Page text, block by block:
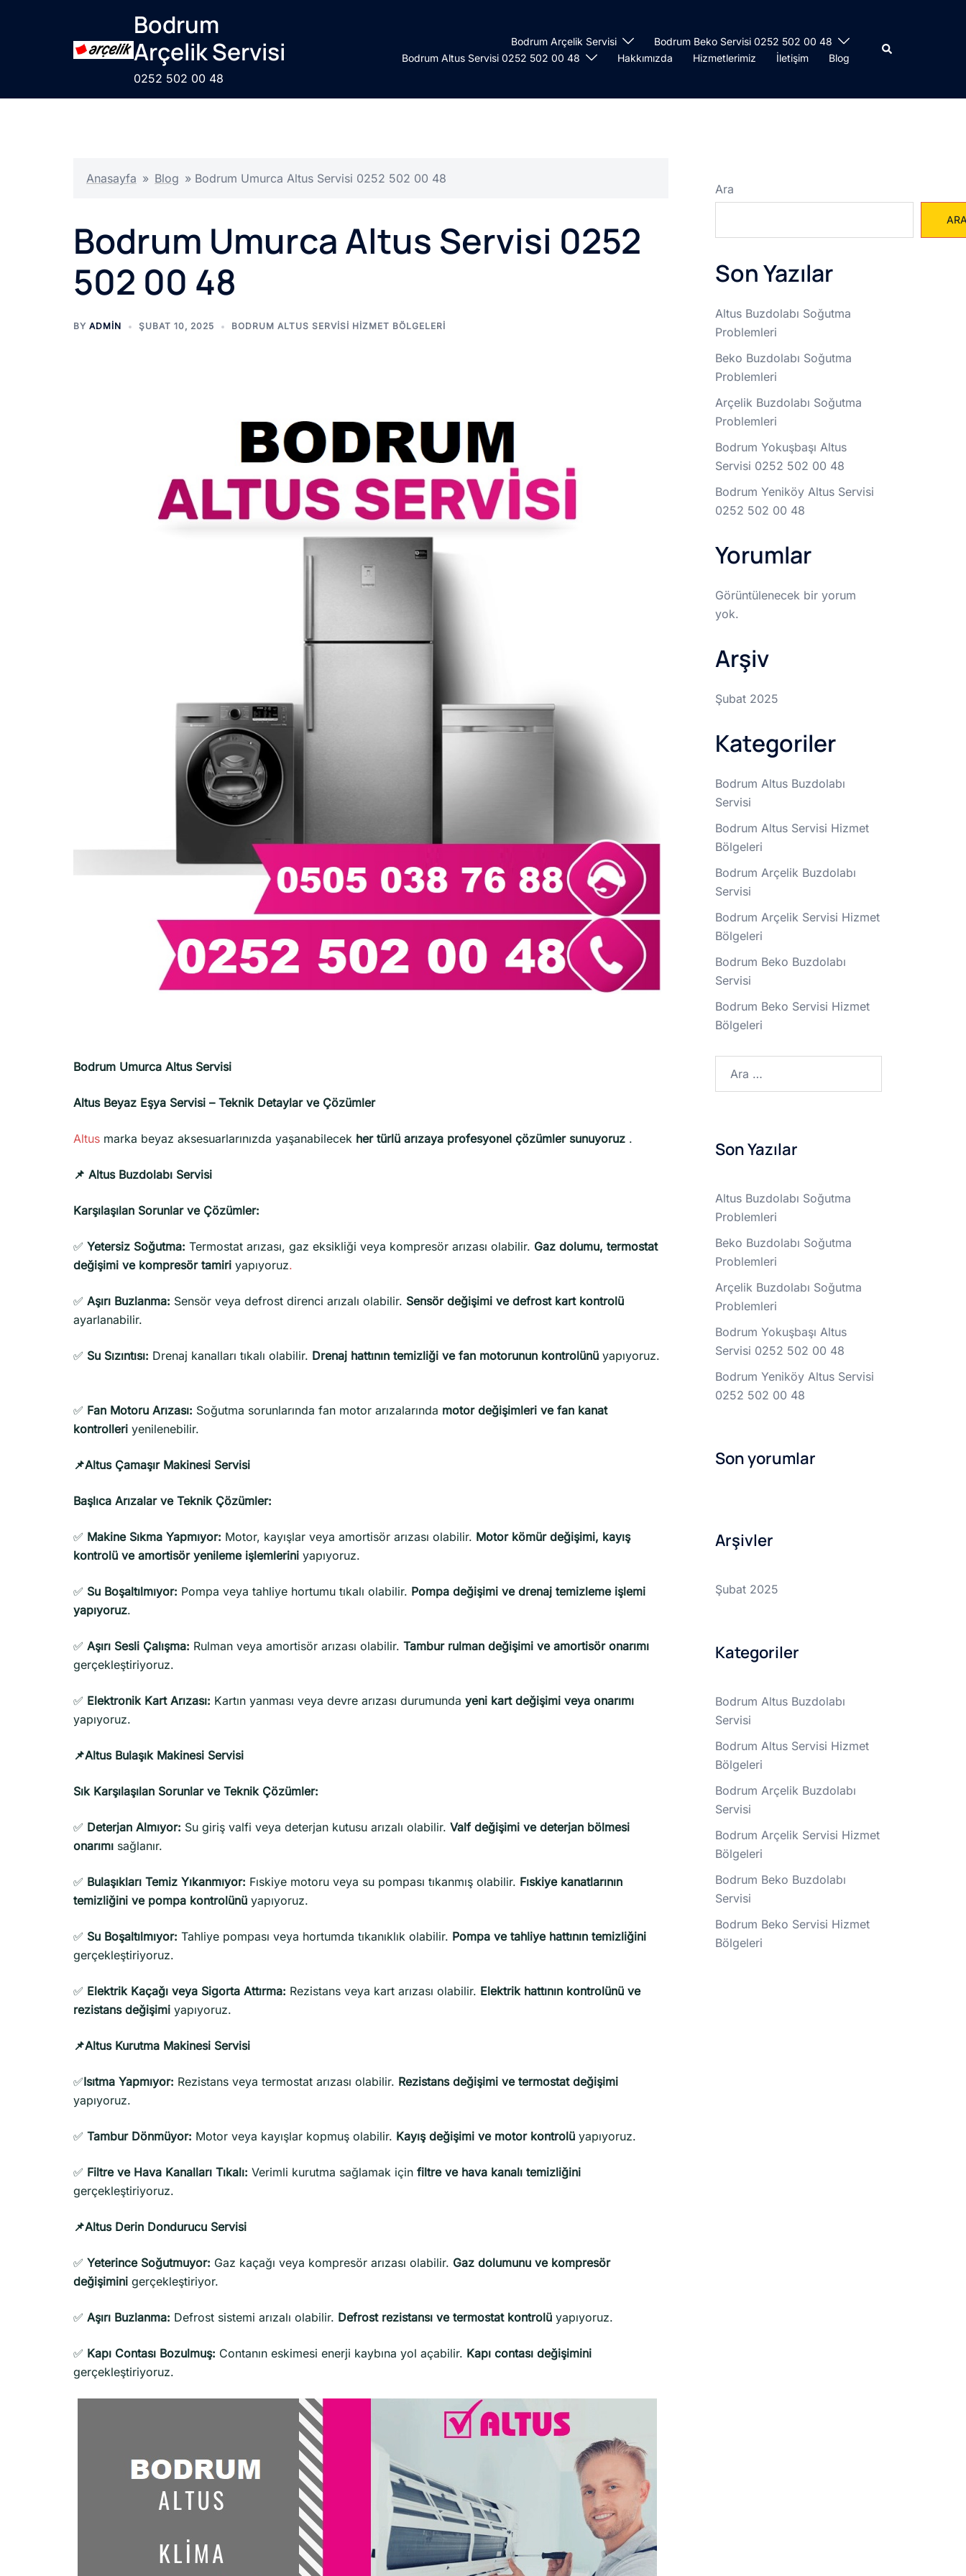
Bodrum
Arçelik Servisi
0252 502 00 48
Bodrum Arçelik Servisi
Bodrum Beko Servisi 0252 502 00 48
Bodrum Altus Servisi 0252 502 00 48
Hakkımızda Hizmetlerimiz İletişim Blog
Search
Anasayfa » Blog » Bodrum Umurca Altus Servisi 0252 502 00 48
Bodrum Umurca Altus Servisi 0252
502 00 48
BY ADMIN ŞUBAT 10, 2025 BODRUM ALTUS SERVISI HIZMET BÖLGELERI
Bodrum Umurca Altus Servisi
Altus Beyaz Eşya Servisi – Teknik Detaylar ve Çözümler
Altus marka beyaz aksesuarlarınızda yaşanabilecek her türlü arızaya profesyonel çözümler sunuyoruz .
📌 Altus Buzdolabı Servisi
Karşılaşılan Sorunlar ve Çözümler:
✅ Yetersiz Soğutma: Termostat arızası, gaz eksikliği veya kompresör arızası olabilir. Gaz dolumu, termostat
değişimi ve kompresör tamiri yapıyoruz.
✅ Aşırı Buzlanma: Sensör veya defrost direnci arızalı olabilir. Sensör değişimi ve defrost kart kontrolü
ayarlanabilir.
✅ Su Sızıntısı: Drenaj kanalları tıkalı olabilir. Drenaj hattının temizliği ve fan motorunun kontrolünü yapıyoruz.
✅ Fan Motoru Arızası: Soğutma sorunlarında fan motor arızalarında motor değişimleri ve fan kanat
kontrolleri yenilenebilir.
📌Altus Çamaşır Makinesi Servisi
Başlıca Arızalar ve Teknik Çözümler:
✅ Makine Sıkma Yapmıyor: Motor, kayışlar veya amortisör arızası olabilir. Motor kömür değişimi, kayış
kontrolü ve amortisör yenileme işlemlerini yapıyoruz.
✅ Su Boşaltılmıyor: Pompa veya tahliye hortumu tıkalı olabilir. Pompa değişimi ve drenaj temizleme işlemi
yapıyoruz.
✅ Aşırı Sesli Çalışma: Rulman veya amortisör arızası olabilir. Tambur rulman değişimi ve amortisör onarımı
gerçekleştiriyoruz.
✅ Elektronik Kart Arızası: Kartın yanması veya devre arızası durumunda yeni kart değişimi veya onarımı
yapıyoruz.
📌Altus Bulaşık Makinesi Servisi
Sık Karşılaşılan Sorunlar ve Teknik Çözümler:
✅ Deterjan Almıyor: Su giriş valfi veya deterjan kutusu arızalı olabilir. Valf değişimi ve deterjan bölmesi
onarımı sağlanır.
✅ Bulaşıkları Temiz Yıkanmıyor: Fıskiye motoru veya su pompası tıkanmış olabilir. Fıskiye kanatlarının
temizliğini ve pompa kontrolünü yapıyoruz.
✅ Su Boşaltılmıyor: Tahliye pompası veya hortumda tıkanıklık olabilir. Pompa ve tahliye hattının temizliğini
gerçekleştiriyoruz.
✅ Elektrik Kaçağı veya Sigorta Attırma: Rezistans veya kart arızası olabilir. Elektrik hattının kontrolünü ve
rezistans değişimi yapıyoruz.
📌Altus Kurutma Makinesi Servisi
✅Isıtma Yapmıyor: Rezistans veya termostat arızası olabilir. Rezistans değişimi ve termostat değişimi
yapıyoruz.
✅ Tambur Dönmüyor: Motor veya kayışlar kopmuş olabilir. Kayış değişimi ve motor kontrolü yapıyoruz.
✅ Filtre ve Hava Kanalları Tıkalı: Verimli kurutma sağlamak için filtre ve hava kanalı temizliğini
gerçekleştiriyoruz.
📌Altus Derin Dondurucu Servisi
✅ Yeterince Soğutmuyor: Gaz kaçağı veya kompresör arızası olabilir. Gaz dolumunu ve kompresör
değişimini gerçekleştiriyor.
✅ Aşırı Buzlanma: Defrost sistemi arızalı olabilir. Defrost rezistansı ve termostat kontrolü yapıyoruz.
✅ Kapı Contası Bozulmuş: Contanın eskimesi enerji kaybına yol açabilir. Kapı contası değişimini
gerçekleştiriyoruz.
Ara
Son Yazılar
Altus Buzdolabı Soğutma
Problemleri
Beko Buzdolabı Soğutma
Problemleri
Arçelik Buzdolabı Soğutma
Problemleri
Bodrum Yokuşbaşı Altus
Servisi 0252 502 00 48
Bodrum Yeniköy Altus Servisi
0252 502 00 48
Yorumlar
Görüntülenecek bir yorum
yok.
Arşiv
Şubat 2025
Kategoriler
Bodrum Altus Buzdolabı
Servisi
Bodrum Altus Servisi Hizmet
Bölgeleri
Bodrum Arçelik Buzdolabı
Servisi
Bodrum Arçelik Servisi Hizmet
Bölgeleri
Bodrum Beko Buzdolabı
Servisi
Bodrum Beko Servisi Hizmet
Bölgeleri
Son Yazılar
Altus Buzdolabı Soğutma
Problemleri
Beko Buzdolabı Soğutma
Problemleri
Arçelik Buzdolabı Soğutma
Problemleri
Bodrum Yokuşbaşı Altus
Servisi 0252 502 00 48
Bodrum Yeniköy Altus Servisi
0252 502 00 48
Son yorumlar
Arşivler
Şubat 2025
Kategoriler
Bodrum Altus Buzdolabı
Servisi
Bodrum Altus Servisi Hizmet
Bölgeleri
Bodrum Arçelik Buzdolabı
Servisi
Bodrum Arçelik Servisi Hizmet
Bölgeleri
Bodrum Beko Buzdolabı
Servisi
Bodrum Beko Servisi Hizmet
Bölgeleri